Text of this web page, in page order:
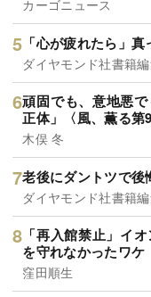
カーゴニュース
「心が疲れたら」
ダイヤモンド社書籍
頑固でも、意地悪
正体」〈風、薫る第
木俣 冬
老後にダントツで後
ダイヤモンド社書籍
「再入館禁止」イ
を守れなかったワケ
窪田順生